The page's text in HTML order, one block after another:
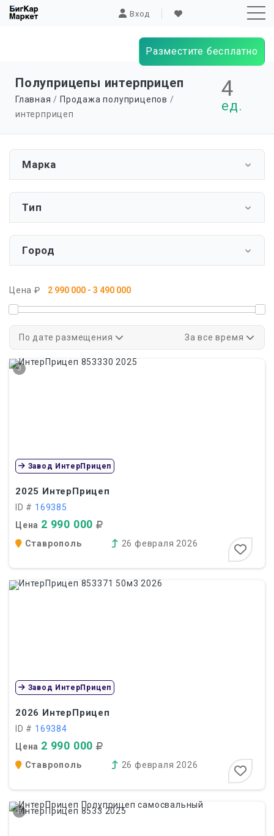
Вход
Разместите бесплатно
Полуприцепы интерприцеп
Главная / Продажа полуприцепов /
интерприцеп
4
ед.
Марка
Тип
Город
Цена ₽
По дате размещения За все время
3
2025 ИнтерПрицеп
ID # 169385
Цена 2 990 000
Завод ИнтерПрицеп
Ставрополь 26 февраля 2026
2026 ИнтерПрицеп
ID # 169384
Цена 2 990 000
Завод ИнтерПрицеп
Ставрополь 26 февраля 2026
6